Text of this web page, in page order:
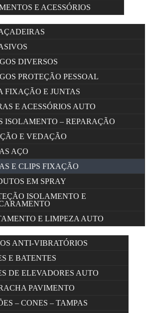
E ACESSÓRIOS
DIVERSOS
PROTEÇÃO PESSOAL
FIXAÇÃO E JUNTAS
E ACESSÓRIOS AUTO
ISOLAMENTO – REPARAÇÃO
E VEDAÇÃO
AÇO
E CLIPS FIXAÇÃO
EM SPRAY
ISOLAMENTO E
E LIMPEZA AUTO
ANTI-VIBRATÓRIOS
E BATENTES
DE ELEVADORES AUTO
PAVIMENTO
– CONES – TAMPAS